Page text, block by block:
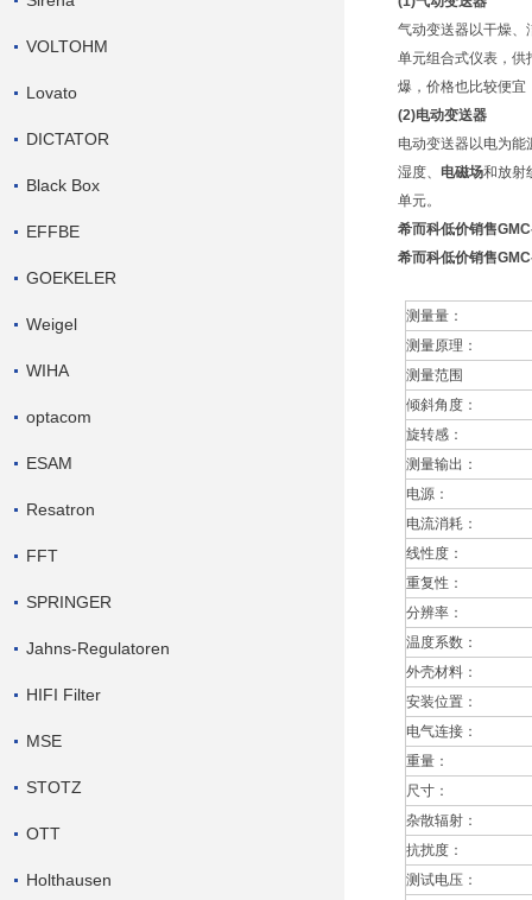
VOLTOHM
Lovato
DICTATOR
Black Box
EFFBE
GOEKELER
Weigel
WIHA
optacom
ESAM
Resatron
FFT
SPRINGER
Jahns-Regulatoren
HIFI Filter
MSE
STOTZ
OTT
Holthausen
气动变送器以干燥、
单元组合式仪表，供
爆，价格也比较便宜
(2)电动变送器
电动变送器以电为
湿度、 电磁场和放射
单元。
希而科低价销售
希而科低价销售
测量量：
测量原理：
测量范围
倾斜角度：
旋转感：
测量输出：
电源：
电流消耗：
线性度：
重复性：
分辨率：
温度系数：
外壳材料：
安装位置：
电气连接：
重量：
尺寸：
杂散辐射：
抗扰度：
测试电压：